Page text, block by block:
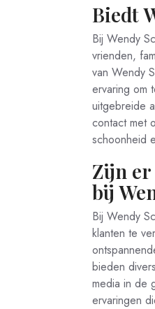
Biedt
Bij Wendy
vrienden,
van Wendy
ervaring om
uitgebreide
contact met
schoonheid
Zijn er
bij
Bij Wendy
klanten te
bieden
media in de
ervaringen